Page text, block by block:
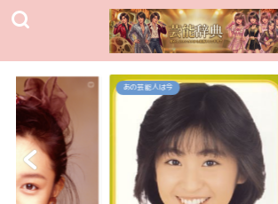
あの芸能人は今